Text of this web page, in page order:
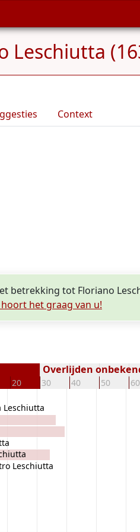
Leschiutta
Context
betrekking tot Floriano
het graag van u!
20 30 40 50 60
Overlijden
Leschiutta
Leschiutta